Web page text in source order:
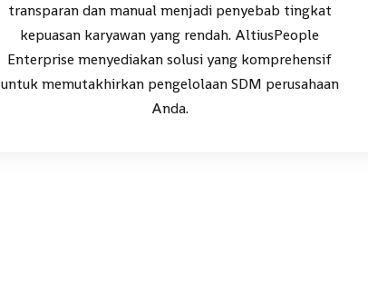
transparan dan manual menjadi penyebab tingkat
kepuasan karyawan yang rendah. AltiusPeople
Enterprise menyediakan solusi yang komprehensif
untuk memutakhirkan pengelolaan SDM perusahaan
Anda.